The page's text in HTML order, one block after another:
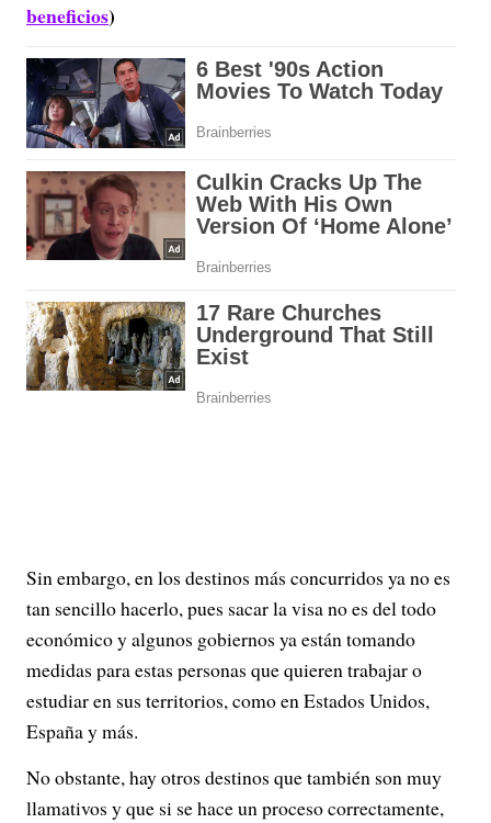
beneficios)
Sin embargo, en los destinos más concurridos ya no es
tan sencillo hacerlo, pues sacar la visa no es del todo
económico y algunos gobiernos ya están tomando
medidas para estas personas que quieren trabajar o
estudiar en sus territorios, como en Estados Unidos,
España y más.
No obstante, hay otros destinos que también son muy
llamativos y que si se hace un proceso correctamente,